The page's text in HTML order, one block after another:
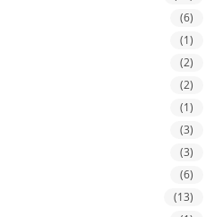
(6)
(1)
(2)
(2)
(1)
(3)
(3)
(6)
(13)